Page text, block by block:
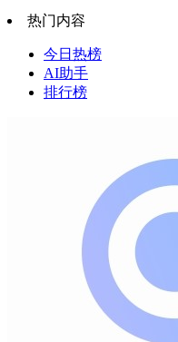
热门内容
今日热榜
AI助手
排行榜